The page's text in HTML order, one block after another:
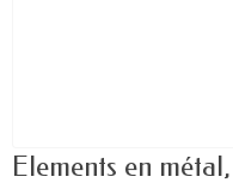
Elements en